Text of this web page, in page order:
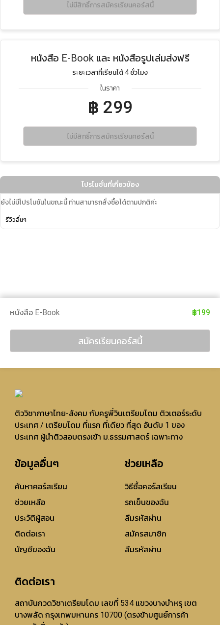
ไม่มีสิทธิ์การสมัครเรียนคอร์สนี้
หนังสือ E-Book และ หนังสือรูปเล่มส่งฟรี
ระยะเวลาที่เรียนได้ 4 ชั่วโมง
ในราคา
฿ 299
ไม่มีสิทธิ์การสมัครเรียนคอร์สนี้
โปรโมชั่นที่เกี่ยวข้อง
ยังไม่มีโปรโมชันในขณะนี้ ท่านสามารถสั่งซื้อได้ตามปกติค่ะ
รีวิวอื่นๆ
฿199
หนังสือ E-Book
สมัครเรียนคอร์สนี้
ติววิชาภาษาไทย-สังคม กับครูพี่วินเตรียมโดม ติวเตอร์ระดับ
ประเทศ / เตรียมโดม ที่แรก ที่เดียว ที่สุด อันดับ 1 ของ
ประเทศ ผู้นำติวสอบตรงเข้า ม.ธรรมศาสตร์ เฉพาะทาง
ข้อมูลอื่นๆ
ค้นหาคอร์สเรียน
ช่วยเหลือ
ประวัติผู้สอน
ติดต่อเรา
บัญชีของฉัน
ช่วยเหลือ
วิธีซื้อคอร์สเรียน
รถเข็นของฉัน
ลืมรหัสผ่าน
สมัครสมาชิก
ลืมรหัสผ่าน
ติดต่อเรา
สถาบันกวดวิชาเตรียมโดม เลขที่ 534 แขวงบางบำหรุ เขต
บางพลัด กรุงเทพมหานคร 10700 (ตรงข้ามศูนย์การค้า